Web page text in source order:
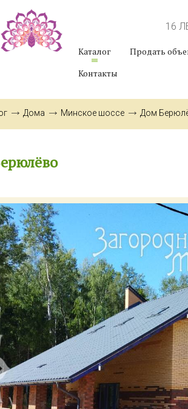
16
Каталог
Продать
Контакты
Дома Минское шоссе Дом